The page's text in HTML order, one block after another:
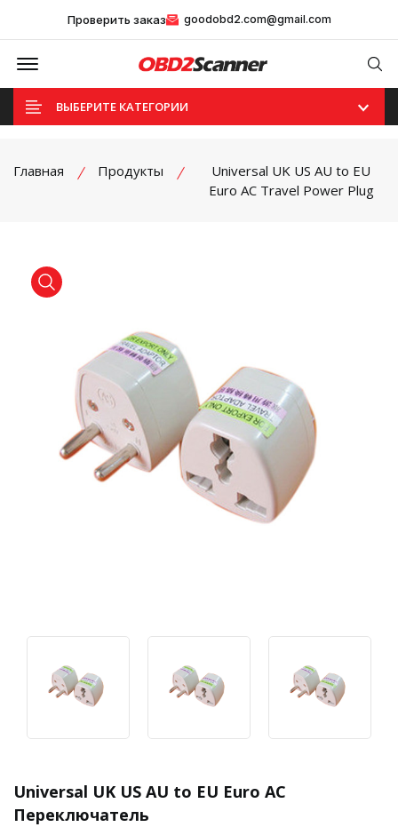
Проверить заказ goodobd2.com@gmail.com
Offcanvas Menu Open
ВЫБЕРИТЕ КАТЕГОРИИ
Главная Продукты
Universal UK US AU to EU
Euro AC Travel Power Plug
product view
Universal UK US AU to EU Euro AC
Переключатель